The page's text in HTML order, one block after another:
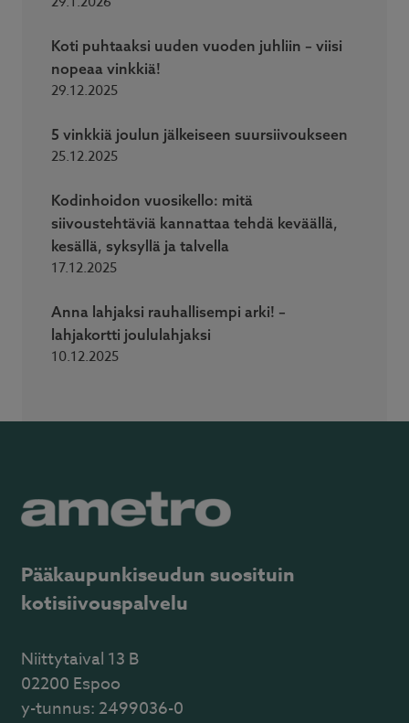
Koti puhtaaksi uuden vuoden juhliin – viisi
nopeaa vinkkiä!
29.12.2025
5 vinkkiä joulun jälkeiseen suursiivoukseen
25.12.2025
Kodinhoidon vuosikello: mitä
siivoustehtäviä kannattaa tehdä keväällä,
kesällä, syksyllä ja talvella
17.12.2025
Anna lahjaksi rauhallisempi arki! –
lahjakortti joululahjaksi
10.12.2025
Pääkaupunkiseudun suosituin
kotisiivouspalvelu
Niittytaival 13 B
02200 Espoo
y-tunnus: 2499036-0